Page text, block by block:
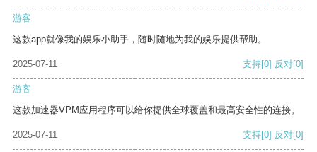
游客
这款app就像我的娱乐小助手，随时随地为我的娱乐提供帮助。
2025-07-11 支持[0] 反对[0]
游客
这款加速器VPM应用程序可以给你提供全球覆盖和最高安全性的连接。
2025-07-11 支持[0] 反对[0]